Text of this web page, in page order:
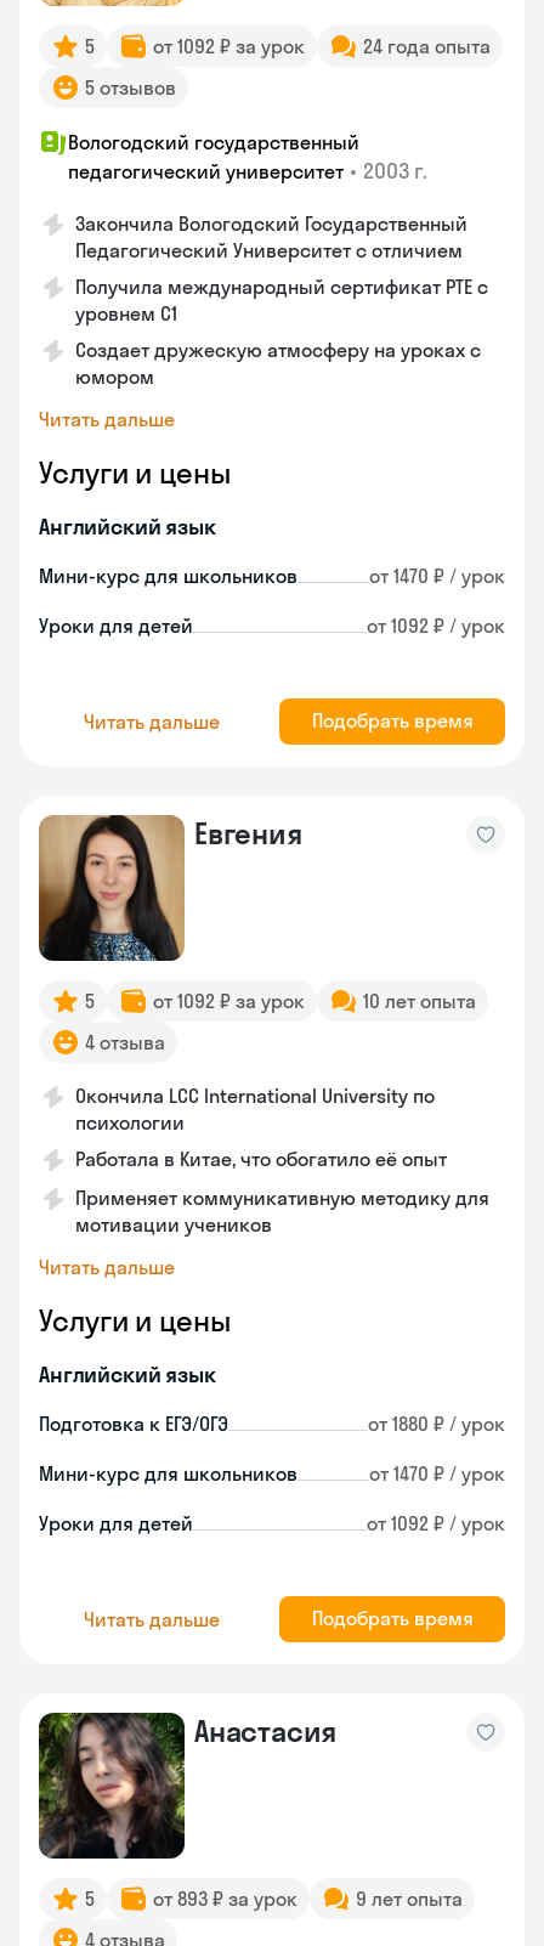
5 от 1092 ₽ за урок
24 года опыта
5 отзывов
Вологодский государственный
педагогический университет • 2003 г.
Закончила Вологодский Государственный
Педагогический Университет с отличием
Получила международный сертификат PTE с
уровнем C1
Создает дружескую атмосферу на уроках с
юмором
Читать дальше
Услуги и цены
Английский язык
Мини-курс для школьников от 1470 ₽ / урок
Уроки для детей от 1092 ₽ / урок
Читать дальше Подобрать время
Евгения
5 от 1092 ₽ за урок
10 лет опыта
4 отзыва
Окончила LCC International University по
психологии
Работала в Китае, что обогатило её опыт
Применяет коммуникативную методику для
мотивации учеников
Читать дальше
Услуги и цены
Английский язык
Подготовка к ЕГЭ/ОГЭ от 1880 ₽ / урок
Мини-курс для школьников от 1470 ₽ / урок
Уроки для детей от 1092 ₽ / урок
Читать дальше Подобрать время
Анастасия
5 от 893 ₽ за урок
9 лет опыта
4 отзыва